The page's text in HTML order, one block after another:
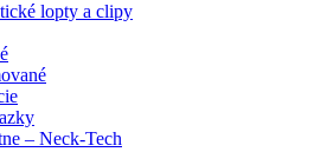
lopty a clipy
– Neck-Tech